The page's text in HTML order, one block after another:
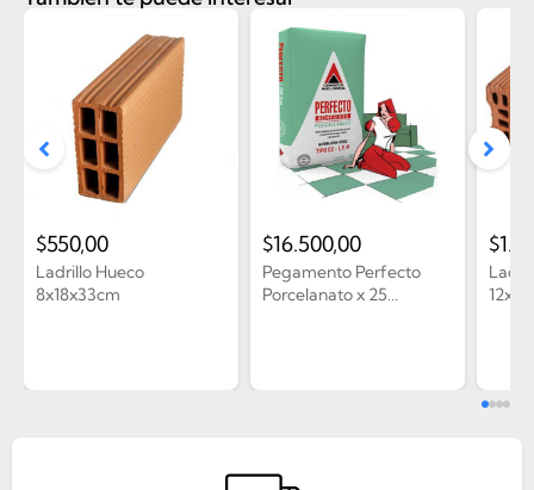
Ladrillo Hueco
8x18x33cm
$550,00
Pegamento Perfecto
Porcelanato x 25...
$16.500,00 $